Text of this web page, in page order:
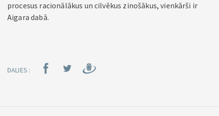
procesus racionālākus un cilvēkus zinošākus, vienkārši ir
Aigara dabā.
DALIES :